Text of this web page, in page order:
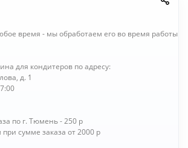
время - мы обработаем его во время работы
для кондитеров по адресу:
д. 1
по г. Тюмень - 250 р
сумме заказа от 2000 р